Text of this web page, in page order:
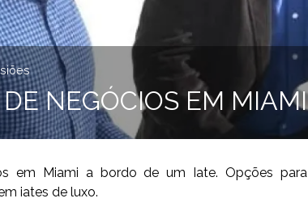
NEGÓCIOS EM
em Miami a bordo de um Iate. Opções
iates de luxo.